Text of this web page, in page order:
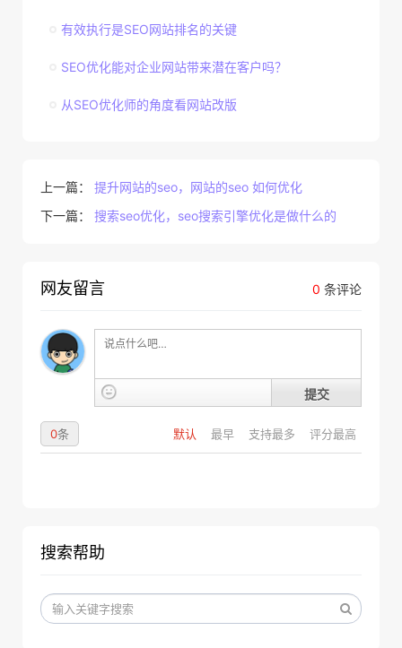
有效执行是SEO网站排名的关键
SEO优化能对企业网站带来潜在客户吗？
从SEO优化师的角度看网站改版
上一篇： 提升网站的seo，网站的seo 如何优化
下一篇： 搜索seo优化，seo搜索引擎优化是做什么的
0 条评论
网友留言
提交
默认 最早 支持最多 评分最高
0条
搜索帮助